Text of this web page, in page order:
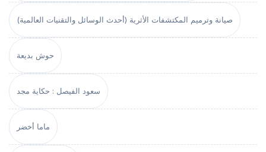
صيانة وترميم المكتشفات الأثرية (أحدث الوسائل والتقنيات العالمية)
حوش بديعة
سعود الفيصل : حكاية مجد
ماما أخضر